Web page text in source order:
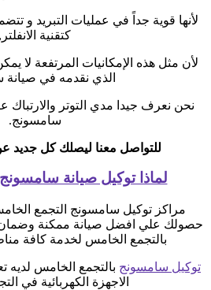
لأنها قوية جداً في عمليات التبريد و
كتقنية الانفلتر,
لأن مثل هذه الإمكانيات المرتفعة لا
الذي نقدمه في
نحن نعرف جيدا مدي التوتر
سامسونج.
للتواصل معنا ليصلك كل جديد
لماذا توكيل صيانة
مراكز توكيل سامسونج التجمع
حصولك علي افضل صيانة ممكنة
بالتجمع الخامس لخدمة كافة
توكيل سامسونج بالتجمع الخامس لديه
الاجهزة الكهربائية في